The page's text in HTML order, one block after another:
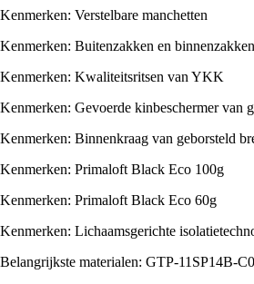
Kenmerken: Verstelbare manchetten
Kenmerken: Buitenzakken en binnenzakken
Kenmerken: Kwaliteitsritsen van YKK
Kenmerken: Gevoerde kinbeschermer van
Kenmerken: Binnenkraag van geborsteld
Kenmerken: Primaloft Black Eco 100g
Kenmerken: Primaloft Black Eco 60g
Kenmerken: Lichaamsgerichte
Belangrijkste materialen: GTP-11SP14B-C0